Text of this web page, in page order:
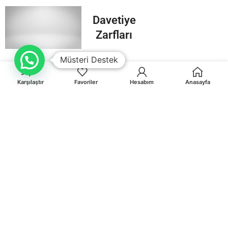
Davetiye
Zarfları
Karşılaştır Favoriler Hesabım Anasayfa
Müsteri Destek